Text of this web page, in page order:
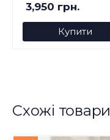
3,950 грн.
Купити
Схожі товари